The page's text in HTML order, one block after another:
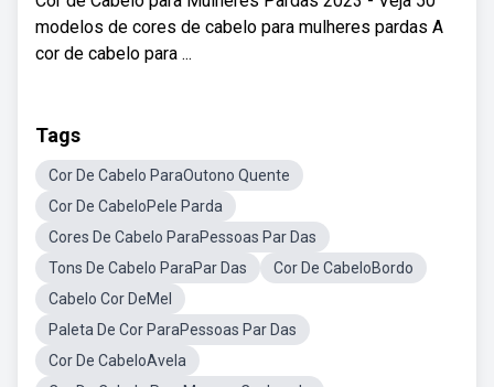
modelos de cores de cabelo para mulheres pardas A
cor de cabelo para ...
Tags
Cor De Cabelo ParaOutono Quente
Cor De CabeloPele Parda
Cores De Cabelo ParaPessoas Par Das
Tons De Cabelo ParaPar Das
Cor De CabeloBordo
Cabelo Cor DeMel
Paleta De Cor ParaPessoas Par Das
Cor De CabeloAvela